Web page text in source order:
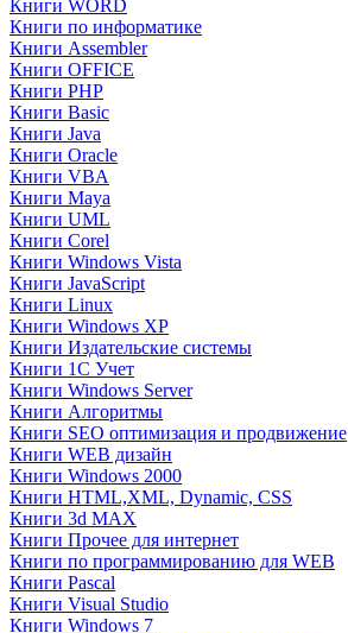
Книги WORD
Книги по информатике
Книги Assembler
Книги OFFICE
Книги PHP
Книги Basic
Книги Java
Книги Oracle
Книги VBA
Книги Maya
Книги UML
Книги Corel
Книги Windows Vista
Книги JavaScript
Книги Linux
Книги Windows XP
Книги Издательские системы
Книги 1C Учет
Книги Windows Server
Книги Алгоритмы
Книги SEO оптимизация и продвижение
Книги WEB дизайн
Книги Windows 2000
Книги HTML,XML, Dynamic, CSS
Книги 3d MAX
Книги Прочее для интернет
Книги по программированию для WEB
Книги Pascal
Книги Visual Studio
Книги Windows 7